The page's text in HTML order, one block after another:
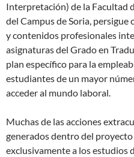
Interpretación) de la Facultad
del Campus de Soria,
y contenidos profesionales
asignaturas del Grado en
plan específico para la
estudiantes de un mayor
acceder al mundo laboral.
Muchas de las acciones
generados dentro del
exclusivamente a los estudios